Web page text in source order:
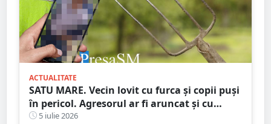
ACTUALITATE
SATU MARE. Vecin lovit cu furca și copii puși
în pericol. Agresorul ar fi aruncat și cu
bolovani în curtea familiei
5 iulie 2026